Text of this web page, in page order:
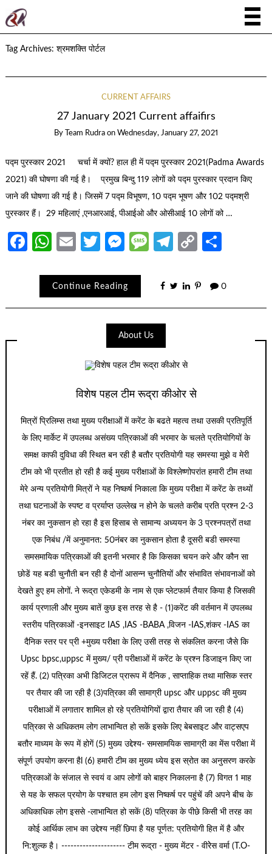
Tag Archives: श्रमशक्ति पोर्टल
CURRENT AFFAIRS
27 January 2021 Current affaifirs
By Team Rudra on Wednesday, January 27, 2021
पद्म पुरस्कार 2021 चर्चा में क्यों? हाल ही में पद्म पुरस्कार 2021(Padma Awards
2021) की घोषणा की गई है। प्रमुख बिन्दु 119 लोगों को पद्म पुरस्कार प्रदान किए
जाने की घोषणा की गई है। जिसमें 7 पद्म विभूषण, 10 पद्म भूषण और 102 पद्मश्री
पुरस्कार हैं। 29 महिलाएं ,एनआरआई, पीआईओ और ओसीआई 10 लोगों को …
Facebook
WhatsApp
EmailTwitter
Messenger
Message
Telegram
Copy
Continue Reading 0
About Us
विशेष पहल टीम रूद्रा कीओर से
मित्रों प्रिलिम्स तथा मुख्य परीक्षाओं में करेंट के बढते महत्व तथा उसकी प्रतिपूर्ति
के लिए मार्केट में उपलब्ध असंख्य पत्रिकाओं की भरमार के चलते प्रतियोगियों के
समक्ष काफी दुविधा की स्थित बन रही है बतौर प्रतियोगी यह समस्या मुझे व मेरी
टीम को भी प्रतीत हो रही है कई मुख्य परीक्षाओं के विश्लेष्णोपरांत हमारी टीम तथा
मेरे अन्य प्रतियोगी मित्रों ने यह निष्कर्ष निकाला कि मुख्य परीक्षा में करेंट के तथ्यों
तथा घटनाओं के स्पष्ट व प्रर्याप्त उल्लेख न होने के चलते करीब प्रति प्रश्न 2-3
नंबर का नुकसान हो रहा है इस हिसाब से सामान्य अध्ययन के 3 प्रश्नपत्रों तथा
एक निबंध /में अनुमानत: 50नंबर का नुकसान होता है दूसरी बडी समस्या
समसमायिक पत्रिकाओं की इतनी भरमार है कि किसका चयन करे और कौन सा
छोडें यह बडी चुनौती बन रही है दोनों आसन्न चुनौतियों और संभावित संभावनाओं को
देखते हुए हम लोगों. ने रूद्रा एकेडमी के नाम से एक प्लेटफार्म तैयार किया है जिसकी
कार्य प्रणाली और मुख्य बातें कुछ इस तरह से है - (1)करेंट की वर्तमान में उपलब्ध
स्तरीय पत्रिकाओं -इनसाइट IAS ,IAS -BABA ,विजन -IAS,शंकर -IAS का
दैनिक स्तर पर प्री +मुख्य परीक्षा के लिए उसी तरह से संकलित करना जैसे कि
Upsc bpsc,uppsc में मुख्य/ प्री परीक्षाओं में करेंट के प्रश्न डिजाइन किए जा
रहें हैं. (2) पत्रिका अभी डिजिटल प्रारूप में दैनिक , साप्ताहिक तथा मासिक स्तर
पर तैयार की जा रही है (3)पत्रिका की सामाग्री upsc और uppsc की मुख्य
परीक्षाओं में लगातार शामिल हो रहे प्रतियोगियों द्वारा तैयार की जा रही है (4)
पत्रिका से अधिकतम लोग लाभान्वित हो सकें इसके लिए बेबसाइट और वाट्सएप
बतौर माध्यम के रूप में होगें (5) मुख्य उद्देश्य- समसामयिक सामाग्री का मेंस परीक्षा में
संपूर्ण उपयोग करना हैl (6) हमारी टीम का मुख्य ध्येय इस स्रोत का अनुसरण करके
पत्रिकाओं के संजाल से स्वयं व आप लोगों को बाहर निकालना है (7) विगत 1 माह
से यह के सफल प्रयोग के पश्चात हम लोग इस निष्कर्ष पर पहुंचें की अपने बीच के
अधिकाधिक लोग इससे -लाभान्वित हो सकें (8) पत्रिका के पीछे किसी भी तरह का
कोई आर्थिक लाभ का उद्देश्य नहीं छिपा है यह पूर्णत: प्रतियोगी हित में है और
नि:शुल्क है। --------------------- टीम रूद्रा - मुख्य मेंटर - वीरेेस वर्मा (T.O-